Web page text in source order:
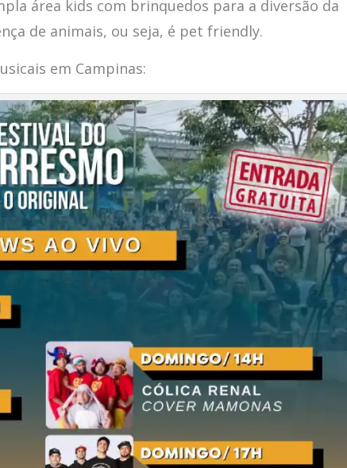
área kids com brinquedos para a diversão da
de animais, ou seja, é pet friendly.
em Campinas: